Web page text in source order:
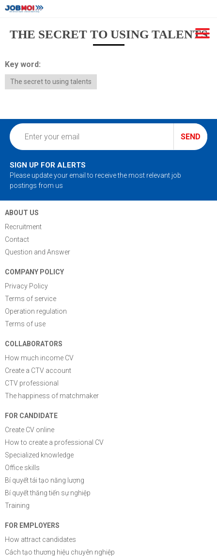
THE SECRET TO USING TALENTS
Key word:
The secret to using talents
SEND
SIGN UP FOR ALERTS
Please update your email to receive the most relevant job
postings from us
ABOUT US
Recruitment
Contact
Question and Answer
COMPANY POLICY
Privacy Policy
Terms of service
Operation regulation
Terms of use
COLLABORATORS
How much income CV
Create a CTV account
CTV professional
The happiness of matchmaker
FOR CANDIDATE
Create CV online
How to create a professional CV
Specialized knowledge
Office skills
Bí quyết tái tạo năng lượng
Bí quyết thăng tiến sự nghiệp
Training
FOR EMPLOYERS
How attract candidates
Cách tạo thương hiệu chuyên nghiệp